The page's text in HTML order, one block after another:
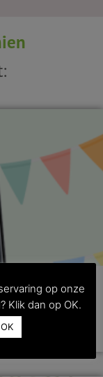
schoot
op onze
Klik dan op OK.
OK